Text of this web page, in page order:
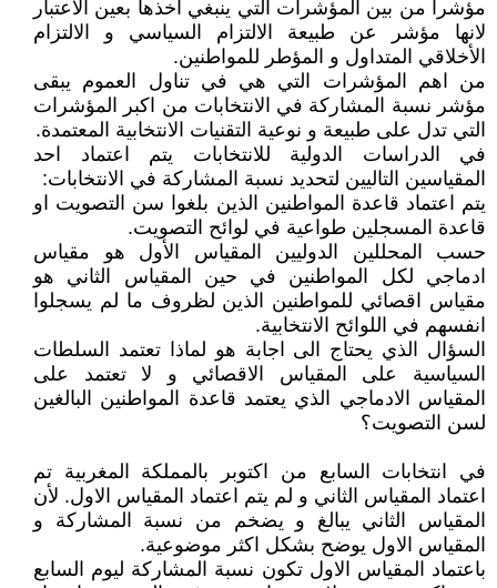
مؤشرا من بين المؤشرات التي ينبغي اخذها بعين الاعتبار
لانها مؤشر عن طبيعة الالتزام السياسي و الالتزام
الأخلاقي المتداول و المؤطر للمواطنين.
من اهم المؤشرات التي هي في تناول العموم يبقى
مؤشر نسبة المشاركة في الانتخابات من اكبر المؤشرات
التي تدل على طبيعة و نوعية التقنيات الانتخابية المعتمدة.
في الدراسات الدولية للانتخابات يتم اعتماد احد
المقياسين التاليين لتحديد نسبة المشاركة في الانتخابات:
يتم اعتماد قاعدة المواطنين الذين بلغوا سن التصويت او
قاعدة المسجلين طواعية في لوائح التصويت.
حسب المحللين الدوليين المقياس الأول هو مقياس
ادماجي لكل المواطنين في حين المقياس الثاني هو
مقياس اقصائي للمواطنين الذين لظروف ما لم يسجلوا
انفسهم في اللوائح الانتخابية.
السؤال الذي يحتاج الى اجابة هو لماذا تعتمد السلطات
السياسية على المقياس الاقصائي و لا تعتمد على
المقياس الادماجي الذي يعتمد قاعدة المواطنين البالغين
لسن التصويت؟
في انتخابات السابع من اكتوبر بالمملكة المغربية تم
اعتماد المقياس الثاني و لم يتم اعتماد المقياس الاول. لأن
المقياس الثاني يبالغ و يضخم من نسبة المشاركة و
المقياس الاول يوضح بشكل اكثر موضوعية.
باعتماد المقياس الاول تكون نسبة المشاركة ليوم السابع